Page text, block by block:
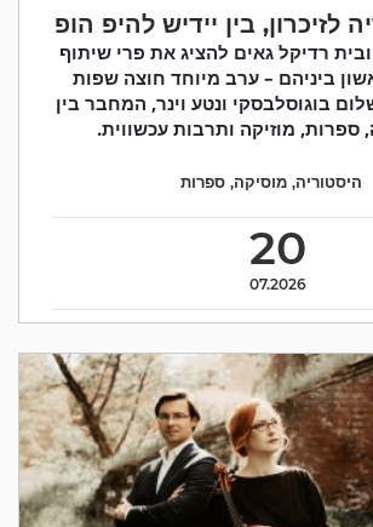
לזיכרון, בין יידיש להיפ הופ
ובית רדיקל גאים להציג את פרי שיתוף
ביניהם – ערב מיוחד חוצה שפות
בוגוסלבסקי ונטע וינר, המחבר בין
ספרות, מוזיקה ותרבות עכשווית.
20
07.2026
היסטוריה, מוסיקה, ספרות